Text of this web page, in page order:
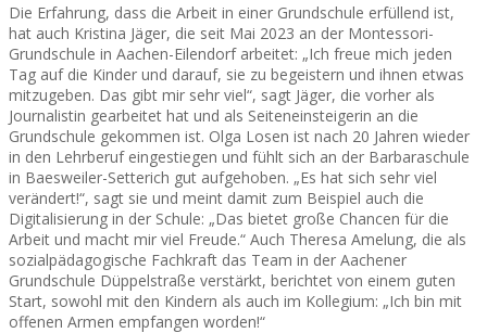
Die Erfahrung, dass die Arbeit in einer Grundschule erfüllend ist,
hat auch Kristina Jäger, die seit Mai 2023 an der Montessori-
Grundschule in Aachen-Eilendorf arbeitet: „Ich freue mich jeden
Tag auf die Kinder und darauf, sie zu begeistern und ihnen etwas
mitzugeben. Das gibt mir sehr viel“, sagt Jäger, die vorher als
Journalistin gearbeitet hat und als Seiteneinsteigerin an die
Grundschule gekommen ist. Olga Losen ist nach 20 Jahren wieder
in den Lehrberuf eingestiegen und fühlt sich an der Barbaraschule
in Baesweiler-Setterich gut aufgehoben. „Es hat sich sehr viel
verändert!“, sagt sie und meint damit zum Beispiel auch die
Digitalisierung in der Schule: „Das bietet große Chancen für die
Arbeit und macht mir viel Freude.“ Auch Theresa Amelung, die als
sozialpädagogische Fachkraft das Team in der Aachener
Grundschule Düppelstraße verstärkt, berichtet von einem guten
Start, sowohl mit den Kindern als auch im Kollegium: „Ich bin mit
offenen Armen empfangen worden!“